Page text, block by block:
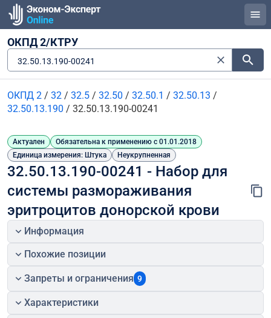
ОКПД 2/КТРУ
32.50.13.190-00241
ОКПД 2 / 32 / 32.5 / 32.50 / 32.50.1 / 32.50.13 /
32.50.13.190 / 32.50.13.190-00241
Актуален
Обязательна к применению с 01.01.2018
Единица измерения: Штука
Неукрупненная
32.50.13.190-00241 - Набор для
системы размораживания
эритроцитов донорской крови
Информация
Похожие позиции
Запреты и ограничения 9
Характеристики